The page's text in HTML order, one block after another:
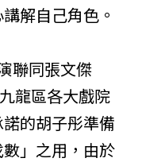
解自己角色。
聯同張文傑
龍區各大戲院
的胡子彤準備
」之用，由於